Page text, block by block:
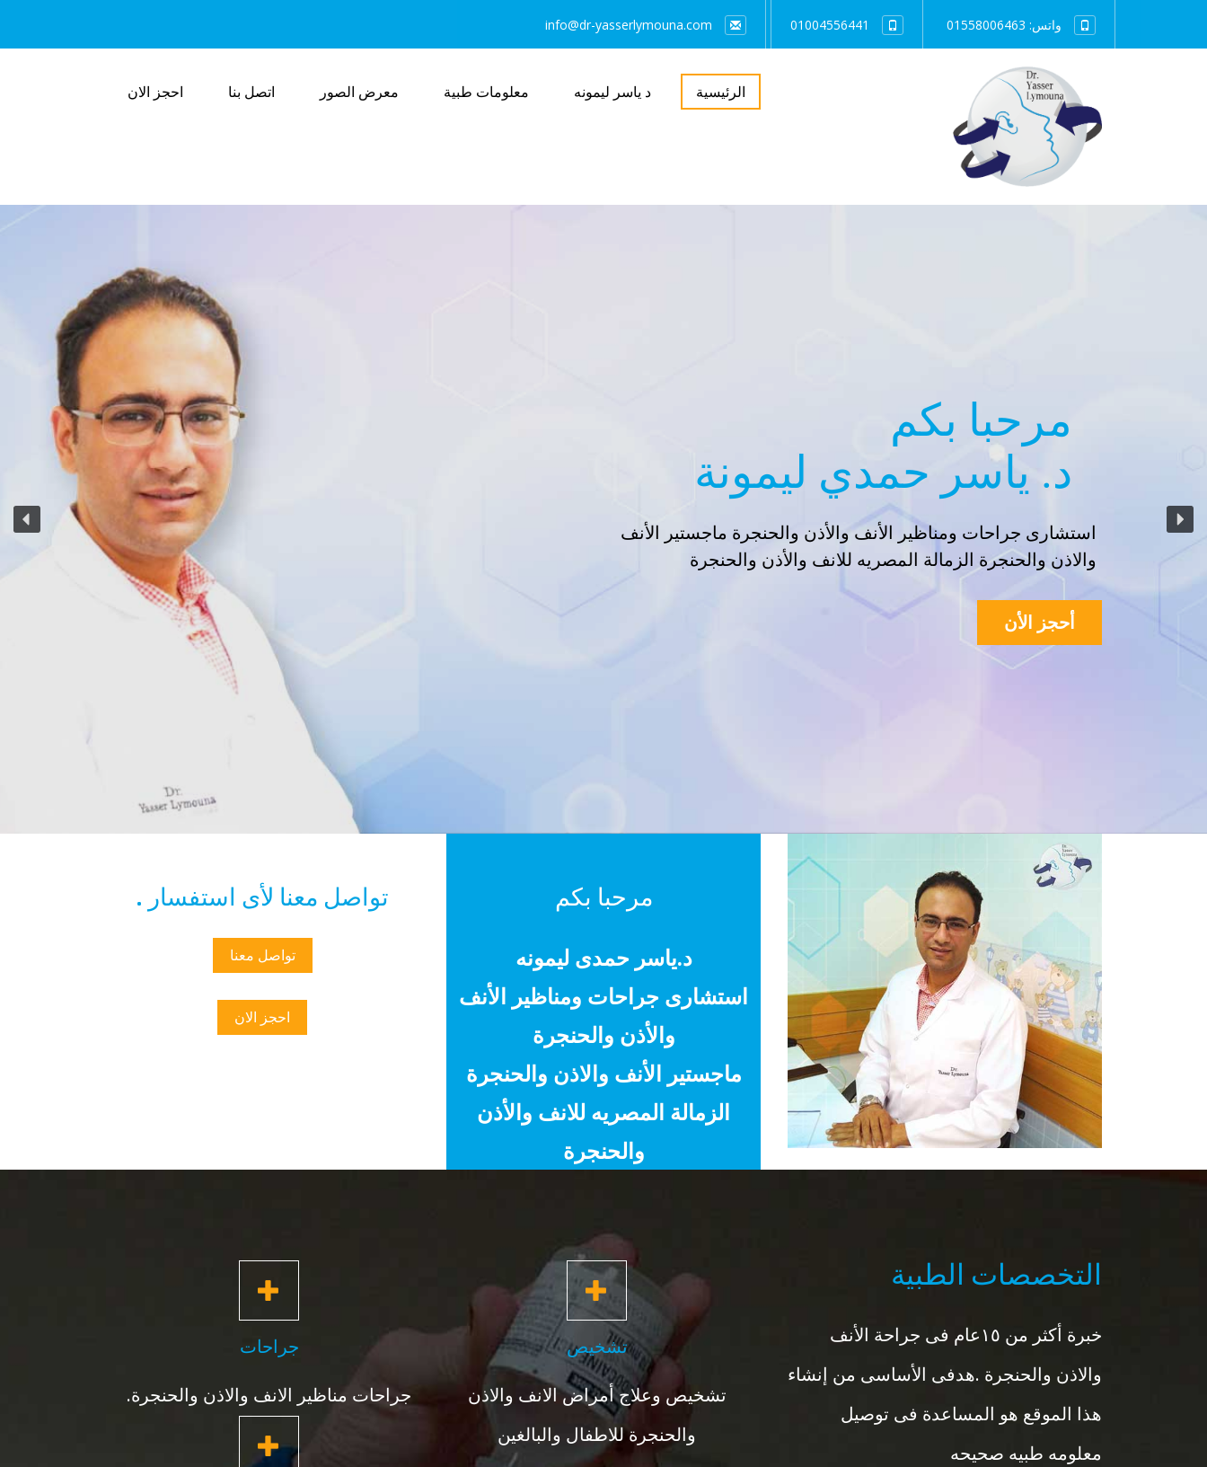
واتس: 01558006463 01004556441
info@dr-yasserlymouna.com
الرئيسية د ياسر ليمونه معلومات طبية معرض الصور اتصل بنا احجز الان
مرحبا بكم
د. ياسر حمدي ليمونة
استشارى جراحات ومناظير الأنف والأذن والحنجرة ماجستير الأنف
والاذن والحنجرة الزمالة المصريه للانف والأذن والحنجرة
أحجز الأن
مرحبا بكم
د.ياسر حمدى ليمونه
استشارى جراحات ومناظير الأنف
والأذن والحنجرة
ماجستير الأنف والاذن والحنجرة
الزمالة المصريه للانف والأذن
والحنجرة
تواصل معنا لأى استفسار .
تواصل معنا
احجز الان
التخصصات الطبية
خبرة أكثر من ١٥عام فى جراحة الأنف
والاذن والحنجرة .هدفى الأساسى من إنشاء
هذا الموقع هو المساعدة فى توصيل
معلومه طبيه صحيحه
تشخيص
تشخيص وعلاج أمراض الانف والاذن
والحنجرة للاطفال والبالغين
جراحات
جراحات مناظير الانف والاذن والحنجرة.